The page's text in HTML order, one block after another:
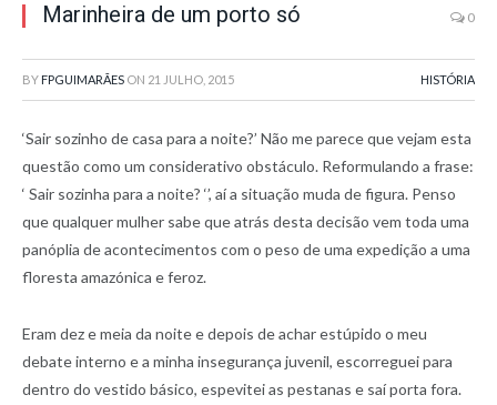
Marinheira de um porto só 0
BY FPGUIMARÃES ON 21 JULHO, 2015 HISTÓRIA
‘Sair sozinho de casa para a noite?’ Não me parece que vejam esta
questão como um considerativo obstáculo. Reformulando a frase:
‘ Sair sozinha para a noite? ‘’, aí a situação muda de figura. Penso
que qualquer mulher sabe que atrás desta decisão vem toda uma
panóplia de acontecimentos com o peso de uma expedição a uma
floresta amazónica e feroz.
Eram dez e meia da noite e depois de achar estúpido o meu
debate interno e a minha insegurança juvenil, escorreguei para
dentro do vestido básico, espevitei as pestanas e saí porta fora.